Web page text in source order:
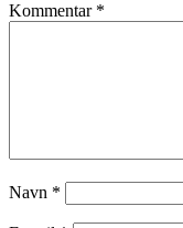
Kommentar *
Navn *